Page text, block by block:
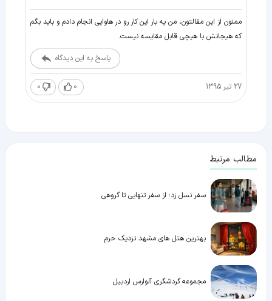
ممنون از این مقالتون، من یه بار این کار رو در هاوایی انجام دادم و باید بگم
که هیجانش با هیچی قابل مقایسه نیست.
پاسخ به این دیدگاه
27 تیر 1395 0
0
مطالب مرتبط
سفر نسل زد؛ از سفر تنهایی تا گروهی
بهترین هتل های مشهد نزدیک حرم
مجموعه گردشگری آلوارس اردبیل